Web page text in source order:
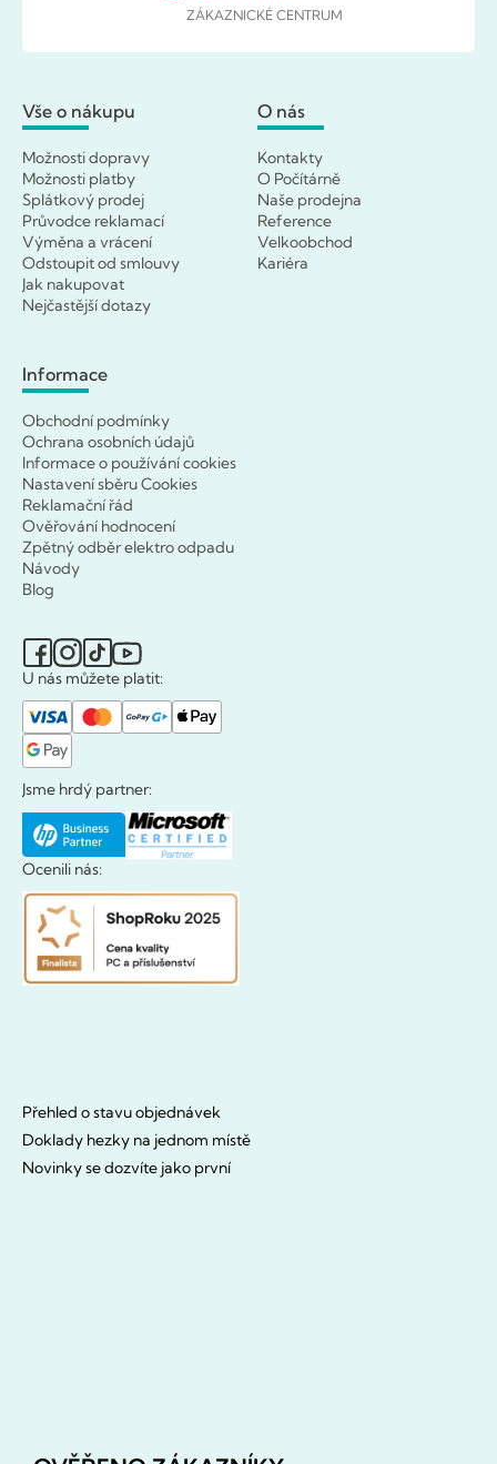
ZÁKAZNICKÉ CENTRUM
Vše o nákupu
Možnosti dopravy
Možnosti platby
Splátkový prodej
Průvodce reklamací
Výměna a vrácení
Odstoupit od smlouvy
Jak nakupovat
Nejčastější dotazy
O nás
Kontakty
O Počítárně
Naše prodejna
Reference
Velkoobchod
Kariéra
Informace
Obchodní podmínky
Ochrana osobních údajů
Informace o používání cookies
Nastavení sběru Cookies
Reklamační řád
Ověřování hodnocení
Zpětný odběr elektro odpadu
Návody
Blog
U nás můžete platit:
Jsme hrdý partner:
Ocenili nás:
Přehled o stavu objednávek
Doklady hezky na jednom místě
Novinky se dozvíte jako první